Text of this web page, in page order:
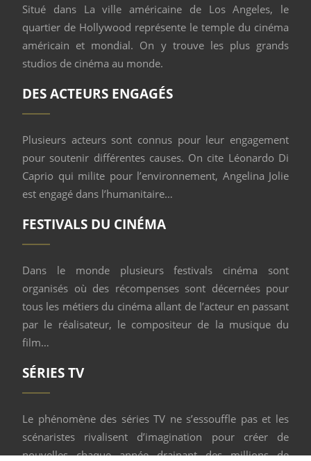
Situé dans La ville américaine de Los Angeles, le
quartier de Hollywood représente le temple du cinéma
américain et mondial. On y trouve les plus grands
studios de cinéma au monde.
DES ACTEURS ENGAGÉS
Plusieurs acteurs sont connus pour leur engagement
pour soutenir différentes causes. On cite Léonardo Di
Caprio qui milite pour l’environnement, Angelina Jolie
est engagé dans l’humanitaire…
FESTIVALS DU CINÉMA
Dans le monde plusieurs festivals cinéma sont
organisés où des récompenses sont décernées pour
tous les métiers du cinéma allant de l’acteur en passant
par le réalisateur, le compositeur de la musique du
film…
SÉRIES TV
Le phénomène des séries TV ne s’essouffle pas et les
scénaristes rivalisent d’imagination pour créer de
nouvelles chaque année drainant des millions de